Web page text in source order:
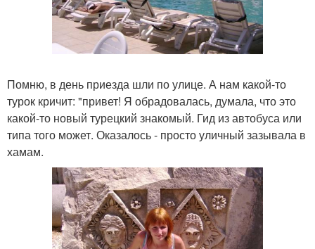
Помню, в день приезда шли по улице. А нам какой-то
турок кричит: "привет! Я обрадовалась, думала, что это
какой-то новый турецкий знакомый. Гид из автобуса или
типа того может. Оказалось - просто уличный зазывала в
хамам.